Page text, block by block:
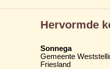
Hervormde
Sonnega
Gemeente
Friesland